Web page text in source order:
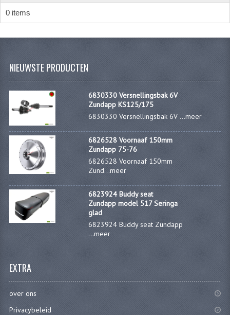
TANK
KABELBOMEN
KOPLAMPEN
RICHTINGAANWIJZERS
SCHAKELAARS
VOORVORK ONDERDELEN
VOORVORK COMPLEET
VOORVORK 517
VOORVORK 529 TROMMEL
MOTORBLOK DELEN
0 items
NIEUWSTE PRODUCTEN
6830330 Versnellingsbak 6V
Zundapp KS125/175
6830330 Versnellingsbak 6V ...meer
6826528 Voornaaf 150mm
Zundapp 75-76
6826528 Voornaaf 150mm
Zund...meer
6823924 Buddy seat
Zundapp model 517 Seringa
glad
6823924 Buddy seat Zundapp
...meer
EXTRA
over ons
Privacybeleid